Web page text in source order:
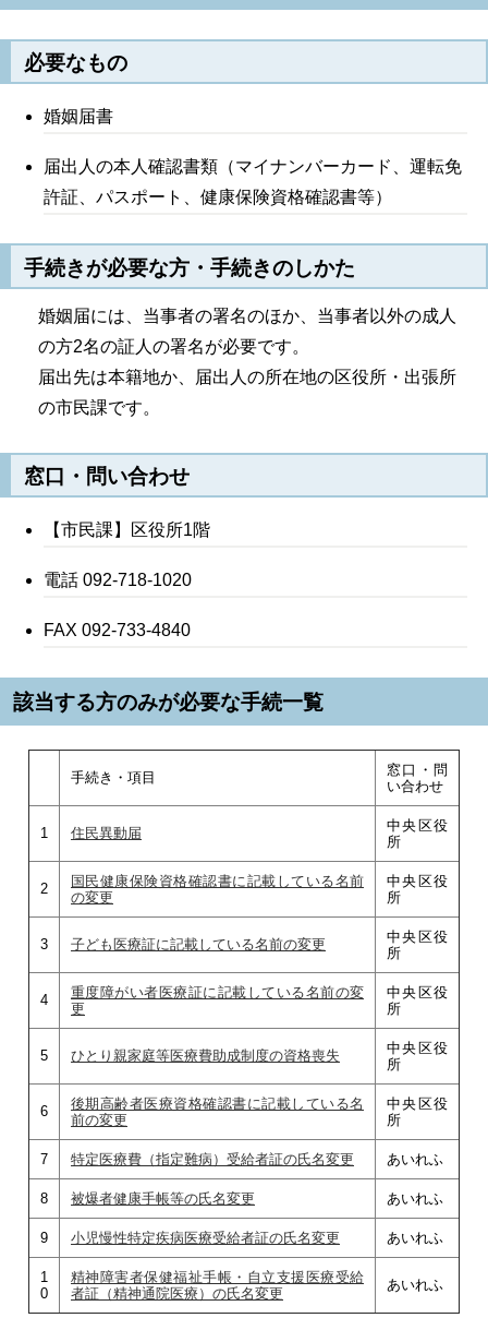
必要なもの
婚姻届書
届出人の本人確認書類（マイナンバーカード、運転免
許証、パスポート、健康保険資格確認書等）
手続きが必要な方・手続きのしかた
婚姻届には、当事者の署名のほか、当事者以外の成人
の方2名の証人の署名が必要です。
届出先は本籍地か、届出人の所在地の区役所・出張所
の市民課です。
窓口・問い合わせ
【市民課】区役所1階
電話 092-718-1020
FAX 092-733-4840
該当する方のみが必要な手続一覧
手続き・項目
窓口・問
い合わせ
1 住民異動届
中央区役
所
2
国民健康保険資格確認書に記載している名前
の変更
中央区役
所
3 子ども医療証に記載している名前の変更
中央区役
所
4
重度障がい者医療証に記載している名前の変
更
中央区役
所
5 ひとり親家庭等医療費助成制度の資格喪失
中央区役
所
6
後期高齢者医療資格確認書に記載している名
前の変更
中央区役
所
7 特定医療費（指定難病）受給者証の氏名変更 あいれふ
8 被爆者健康手帳等の氏名変更 あいれふ
9 小児慢性特定疾病医療受給者証の氏名変更 あいれふ
1
0
精神障害者保健福祉手帳・自立支援医療受給
者証（精神通院医療）の氏名変更
あいれふ